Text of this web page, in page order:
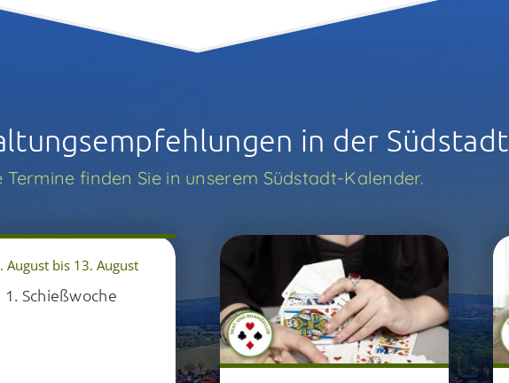
in der Südstadt
Termine finden Sie in unserem Südstadt-Kalender.
August bis 13. August
1. Schießwoche